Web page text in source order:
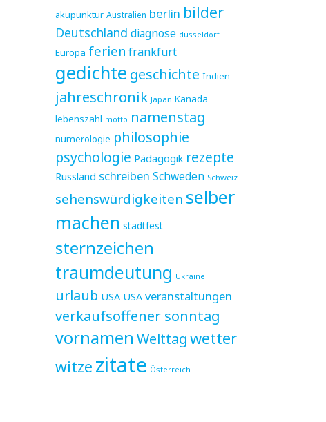
akupunktur Australien berlin bilder
Deutschland diagnose düsseldorf
Europa ferien frankfurt
gedichte geschichte Indien
jahreschronik Japan Kanada
lebenszahl motto namenstag
numerologie philosophie
psychologie Pädagogik rezepte
Russland schreiben Schweden Schweiz
sehenswürdigkeiten selber
machen stadtfest
sternzeichen
traumdeutung Ukraine
urlaub USA USA veranstaltungen
verkaufsoffener sonntag
vornamen Welttagwetter
witze zitate Österreich